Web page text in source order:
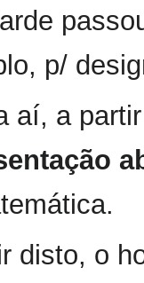
p/
aí, a
disto, o